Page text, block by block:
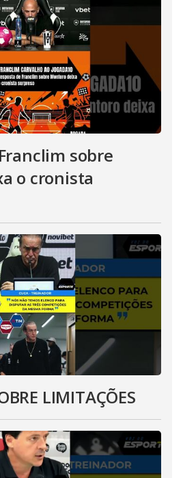
sobre
o cronista
LIMITAÇÕES